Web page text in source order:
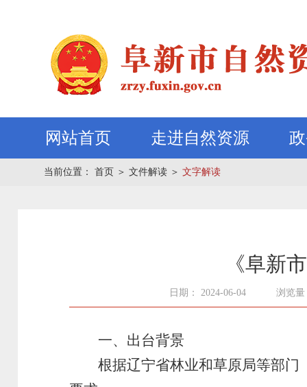
网站首页 走进自然资源
当前位置： 首页 ＞ 文件解读 ＞ 文字解读
《阜新
日期： 2024-06-04 浏览量
一、出台背景
根据辽宁省林业和草原局等部门《